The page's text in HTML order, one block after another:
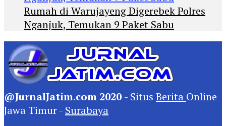
Rumah di Warujayeng Digerebek Polres
Nganjuk, Temukan 9 Paket Sabu
@JurnalJatim.com 2020 - Situs Berita Online
Jawa Timur - Surabaya